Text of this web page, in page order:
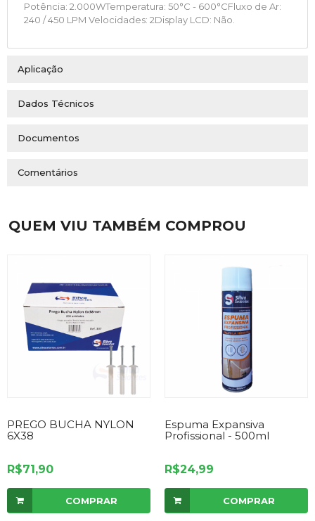
Potência: 2.000WTemperatura: 50°C - 600°CFluxo de Ar:
240 / 450 LPM Velocidades: 2Display LCD: Não.
Aplicação
Dados Técnicos
Documentos
Comentários
QUEM VIU TAMBÉM COMPROU
PREGO BUCHA NYLON
6X38
R$71,90
COMPRAR
Espuma Expansiva
Profissional - 500ml
R$24,99
COMPRAR